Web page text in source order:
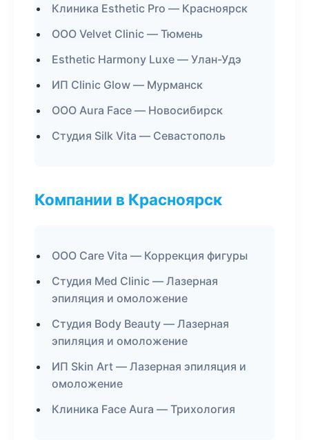
Клиника Esthetic Pro — Красноярск
ООО Velvet Clinic — Тюмень
Esthetic Harmony Luxe — Улан-Удэ
ИП Clinic Glow — Мурманск
ООО Aura Face — Новосибирск
Студия Silk Vita — Севастополь
Компании в Красноярск
ООО Care Vita — Коррекция фигуры
Студия Med Clinic — Лазерная
эпиляция и омоложение
Студия Body Beauty — Лазерная
эпиляция и омоложение
ИП Skin Art — Лазерная эпиляция и
омоложение
Клиника Face Aura — Трихология